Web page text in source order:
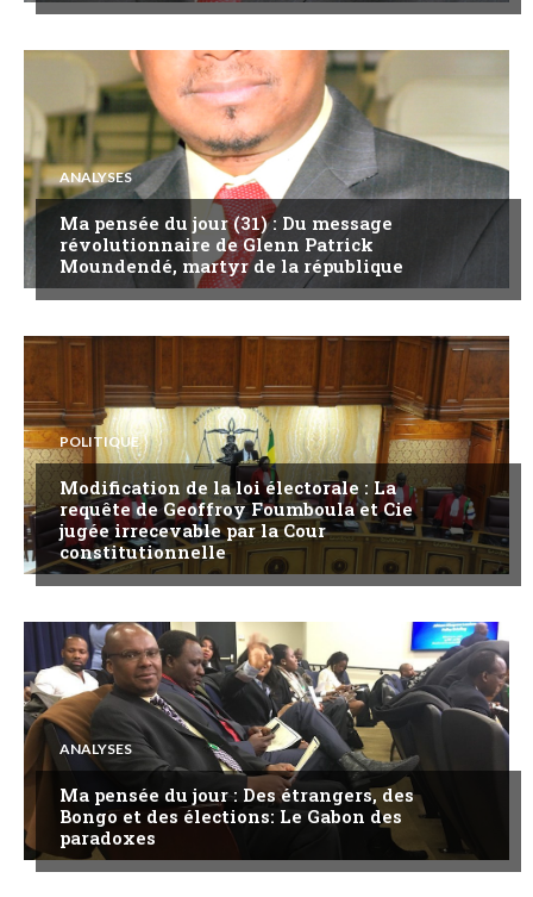
ANALYSES
Ma pensée du jour (31) : Du message
révolutionnaire de Glenn Patrick
Moundendé, martyr de la république
POLITIQUE
Modification de la loi électorale : La
requête de Geoffroy Foumboula et Cie
jugée irrecevable par la Cour
constitutionnelle
ANALYSES
Ma pensée du jour : Des étrangers, des
Bongo et des élections: Le Gabon des
paradoxes